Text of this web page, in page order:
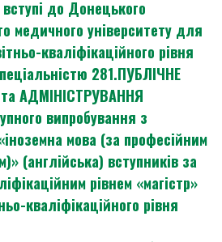
до Донецького
медичного університету для
кваліфікаційного рівня
281.ПУБЛІЧНЕ
АДМІНІСТРУВАННЯ
випробування з
мова (за професійним
(англійська) вступників за
рівнем «магістр»
кваліфікаційного рівня